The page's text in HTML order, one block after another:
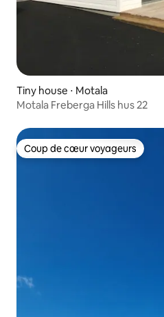
Tiny house ⋅ Motala
Motala Freberga Hills hus 22
Coup de cœur voyageurs
Coup de cœur voyageurs